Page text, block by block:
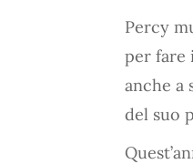
Percy
per fare
anche a
del suo